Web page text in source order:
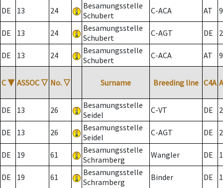
DE 13 24
Besamungsstelle
Schubert
C-ACA AT
DE 13 24
Besamungsstelle
Schubert
C-AGT DE 2
DE 13 24
Besamungsstelle
Schubert
C-ACA AT
C ▼ ASSOC ▽ No. ▽ Surname Breeding line C4A
DE 13 26
Besamungsstelle
Seidel
C-VT DE 2
DE 13 26
Besamungsstelle
Seidel
C-AGT DE 2
DE 19 61
Besamungsstelle
Schramberg
Wangler DE
DE 19 61
Besamungsstelle
Schramberg
Binder DE 1